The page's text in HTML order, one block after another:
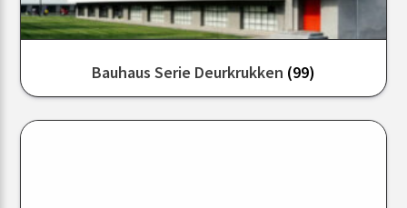
Bauhaus Serie Deurkrukken (99)